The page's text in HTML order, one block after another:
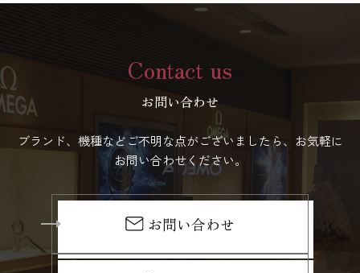
Contact us
お問い合わせ
ブランド、機種などご不明な点がございましたら、お気軽に
お問い合わせください。
お問い合わせ